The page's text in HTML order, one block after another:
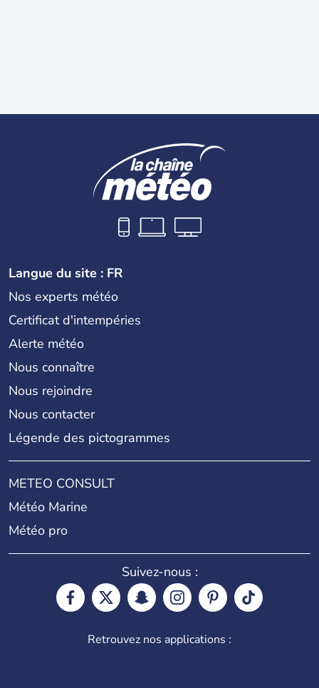
Langue du site : FR
Nos experts météo
Certificat d'intempéries
Alerte météo
Nous connaître
Nous rejoindre
Nous contacter
Légende des pictogrammes
METEO CONSULT
Météo Marine
Météo pro
Suivez-nous :
Retrouvez nos applications :